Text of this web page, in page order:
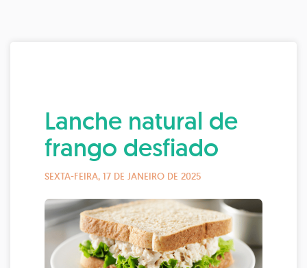
Lanche natural de
frango desfiado
SEXTA-FEIRA, 17 DE JANEIRO DE 2025